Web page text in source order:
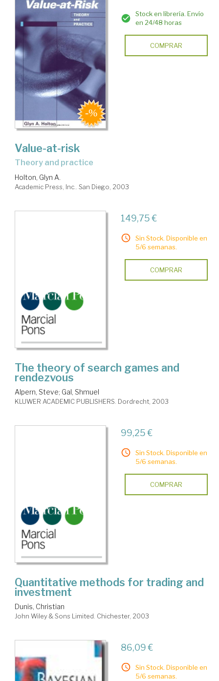
Stock en librería. Envío
en 24/48 horas
COMPRAR
Value-at-risk
theory and practice
Holton, Glyn A.
Academic Press, Inc.. San Diego, 2003
149,75 €
Sin Stock. Disponible en
5/6 semanas.
COMPRAR
The theory of search games and
rendezvous
Alpern, Steve; Gal, Shmuel
KLUWER ACADEMIC PUBLISHERS. Dordrecht, 2003
99,25 €
Sin Stock. Disponible en
5/6 semanas.
COMPRAR
Quantitative methods for trading and
investment
Dunis, Christian
John Wiley & Sons Limited. Chichester, 2003
86,09 €
Sin Stock. Disponible en
5/6 semanas.